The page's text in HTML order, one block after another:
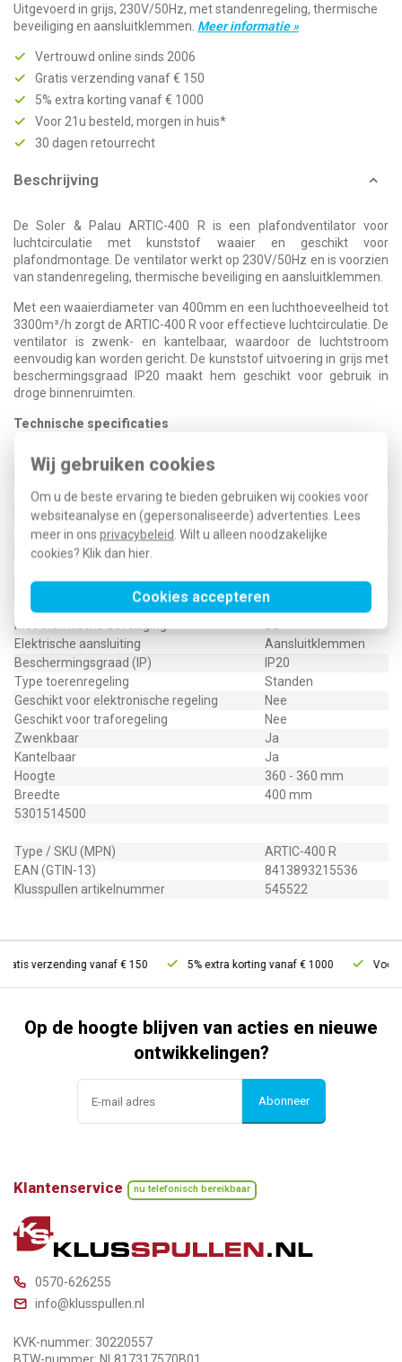
Wij gebruiken cookies
Om u de beste ervaring te bieden gebruiken wij cookies voor
websiteanalyse en (gepersonaliseerde) advertenties. Lees
meer in ons privacybeleid. Wilt u alleen noodzakelijke
cookies? Klik dan hier.
Cookies accepteren
Uitgevoerd in grijs, 230V/50Hz, met standenregeling, thermische
beveiliging en aansluitklemmen. Meer informatie »
Vertrouwd online sinds 2006
Gratis verzending vanaf € 150
5% extra korting vanaf € 1000
Voor 21u besteld, morgen in huis*
30 dagen retourrecht
Beschrijving
De Soler & Palau ARTIC-400 R is een plafondventilator voor
luchtcirculatie met kunststof waaier en geschikt voor
plafondmontage. De ventilator werkt op 230V/50Hz en is voorzien
van standenregeling, thermische beveiliging en aansluitklemmen.
Met een waaierdiameter van 400mm en een luchthoeveelheid tot
3300m³/h zorgt de ARTIC-400 R voor effectieve luchtcirculatie. De
ventilator is zwenk- en kantelbaar, waardoor de luchtstroom
eenvoudig kan worden gericht. De kunststof uitvoering in grijs met
beschermingsgraad IP20 maakt hem geschikt voor gebruik in
droge binnenruimten.
Technische specificaties
Specificatie
Model
Materiaal
Kunststof
Waaierdiameter
400 mm
Kleur
Grijs
Luchthoeveelheid onbelast
Frequentie
Opgenomen vermogen
0.05 kW
Met thermische beveiliging
Elektrische aansluiting
Aansluitklemmen
Beschermingsgraad (IP)
IP20
Type toerenregeling
Standen
Geschikt voor elektronische regeling
Nee
Geschikt voor traforegeling
Nee
Zwenkbaar
Ja
Kantelbaar
Ja
Hoogte
360 - 360 mm
Breedte
400 mm
5301514500
Type / SKU (MPN)
ARTIC-400 R
EAN (GTIN-13)
8413893215536
Klusspullen artikelnummer
545522
verzending vanaf € 150 5% extra korting vanaf € 1000 Voor
Op de hoogte blijven van acties en nieuwe
ontwikkelingen?
Abonneer
Klantenservice nu telefonisch bereikbaar
0570-626255
info@klusspullen.nl
KVK-nummer: 30220557
BTW-nummer: NL817317570B01